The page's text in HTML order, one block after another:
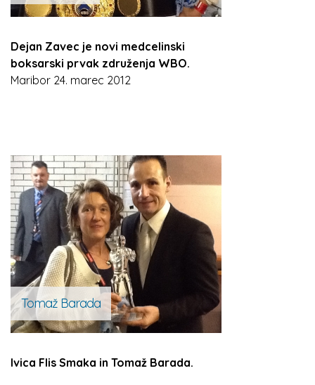
Dejan Zavec je novi medcelinski
boksarski prvak združenja WBO.
Maribor 24. marec 2012
Tomaž Barada
Ivica Flis Smaka in Tomaž Barada.